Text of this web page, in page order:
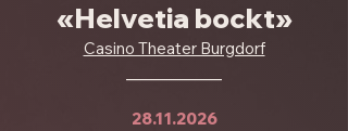
«Helvetia bockt»
Casino Theater Burgdorf
28.11.2026